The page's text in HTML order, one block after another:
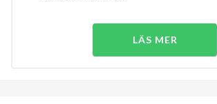
LÄS MER